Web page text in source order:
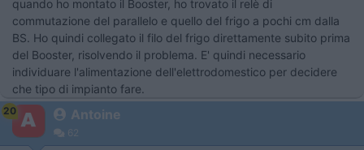
quando ho montato il Booster, ho trovato il relè di
commutazione del parallelo e quello del frigo a pochi cm dalla
BS. Ho quindi collegato il filo del frigo direttamente subito prima
del Booster, risolvendo il problema. E' quindi necessario
individuare l'alimentazione dell'elettrodomestico per decidere
che tipo di impianto fare.
20 Antoine
62